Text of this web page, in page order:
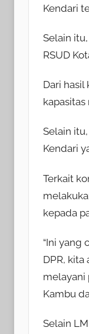
Kendari
Selain
RSUD
Dari hasil
Selain
Kendari
Terkait
kepada
“Ini yang
DPR,
melayani
Kambu
Selain